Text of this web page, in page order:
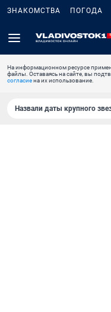
ЗНАКОМСТВА ПОГОДА
На информационном ресурсе
файлы. Оставаясь на сайте, вы
согласиена их использование.
Назвали даты крупного